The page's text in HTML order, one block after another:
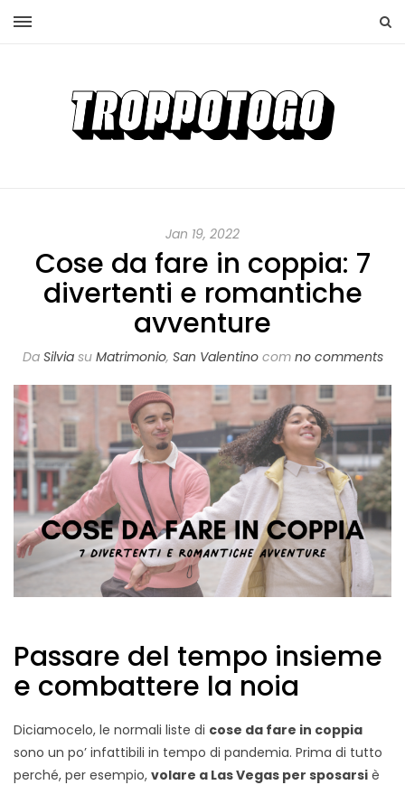
Jan 19, 2022
Cose da fare in coppia: 7
divertenti e romantiche
avventure
Da Silviasu Matrimonio, San Valentinocom no comments
Passare del tempo insieme
e combattere la noia
Diciamocelo, le normali liste di cose da fare in coppia
sono un po’ infattibili in tempo di pandemia. Prima di tutto
perché, per esempio, volare a Las Vegas per sposarsi è